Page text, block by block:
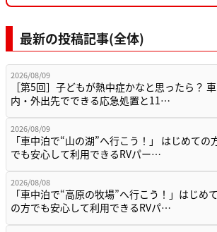
最新の投稿記事(全体)
2026/08/09
［第5回］子どもが熱中症かなと思ったら？ 車
内・外出先でできる応急処置と11…
2026/08/09
「車中泊で“山の湖”へ行こう！」 はじめての
でも安心して利用できるRVパー…
2026/08/08
「車中泊で“高原の牧場”へ行こう！」はじめて
の方でも安心して利用できるRVパ…